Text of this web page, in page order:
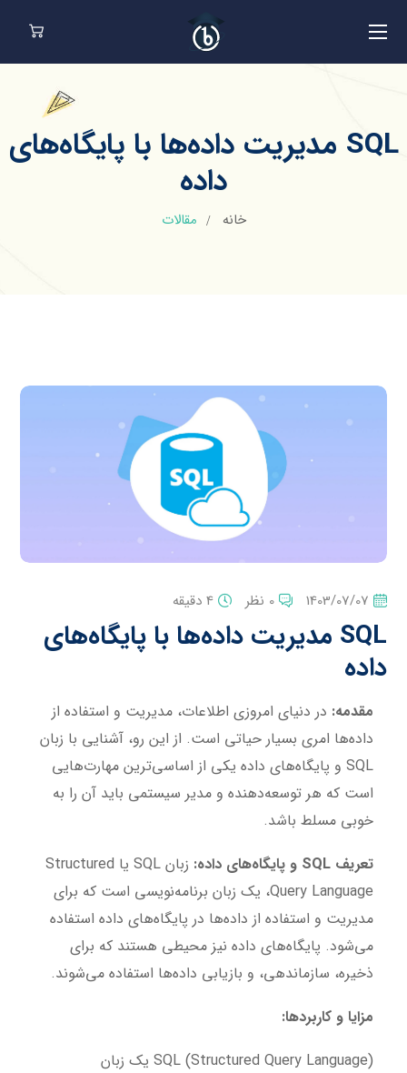
SQL مدیریت داده‌ها با پایگاه‌های
داده
خانه مقالات
1403/07/07 0 نظر 4 دقیقه
SQL مدیریت داده‌ها با پایگاه‌های
داده
مقدمه: در دنیای امروزی اطلاعات، مدیریت و استفاده از
داده‌ها امری بسیار حیاتی است. از این رو، آشنایی با زبان
SQL و پایگاه‌های داده یکی از اساسی‌ترین مهارت‌هایی
است که هر توسعه‌دهنده و مدیر سیستمی باید آن را به
خوبی مسلط باشد.
تعریف SQL و پایگاه‌های داده:
زبان SQL یا Structured
Query Language، یک زبان برنامه‌نویسی است که برای
مدیریت و استفاده از داده‌ها در پایگاه‌های داده استفاده
می‌شود. پایگاه‌های داده نیز محیطی هستند که برای
ذخیره، سازماندهی، و بازیابی داده‌ها استفاده می‌شوند.
مزایا و کاربردها:
SQL (Structured Query Language) یک زبان